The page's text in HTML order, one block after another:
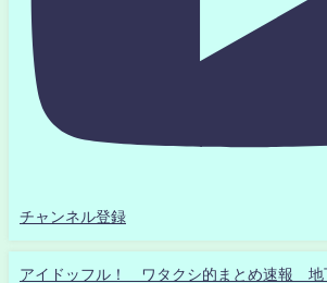
チャンネル登録
アイドッフル！ ワタクシ的まとめ速報 地